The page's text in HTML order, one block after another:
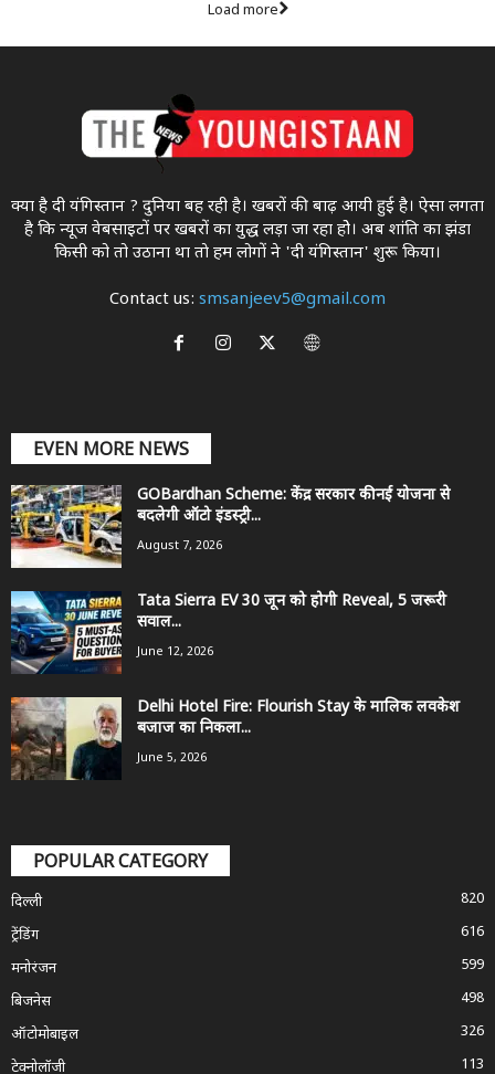
Load more
क्या है दी यंगिस्तान ? दुनिया बह रही है। खबरों की बाढ़ आयी हुई है। ऐसा लगता
है कि न्यूज वेबसाइटों पर खबरों का युद्ध लड़ा जा रहा होे। अब शांति का झंडा
किसी को तो उठाना था ताे हम लोगों ने 'दी यंगिस्तान' शुरू किया।
Contact us: smsanjeev5@gmail.com
EVEN MORE NEWS
GOBardhan Scheme: केंद्र सरकार की नई योजना से
बदलेगी ऑटो इंडस्ट्री...
August 7, 2026
Tata Sierra EV 30 जून को होगी Reveal, 5 जरूरी
सवाल...
June 12, 2026
Delhi Hotel Fire: Flourish Stay के मालिक लवकेश
बजाज का निकला...
June 5, 2026
POPULAR CATEGORY
दिल्ली
820
ट्रेंडिंग
616
मनोरंजन
599
बिजनेस
498
ऑटोमोबाइल
326
टेक्नोलॉजी
113